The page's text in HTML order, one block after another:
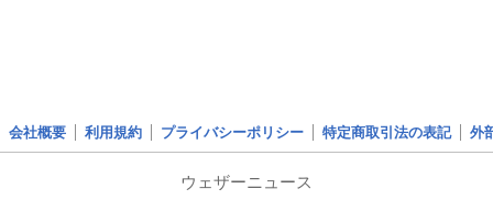
会社概要 利用規約 プライバシーポリシー 特定商取引法の表記 外
ウェザーニュース